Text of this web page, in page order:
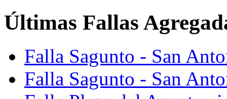
Últimas Fallas
Falla Sagunto - San
Falla Sagunto - San